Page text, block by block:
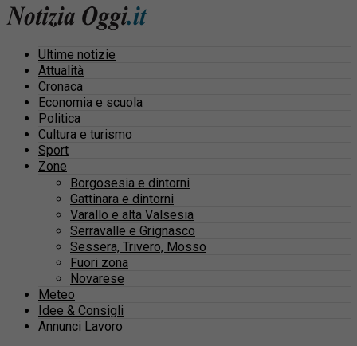
Ultime notizie
Attualità
Cronaca
Economia e scuola
Politica
Cultura e turismo
Sport
Zone
Borgosesia e dintorni
Gattinara e dintorni
Varallo e alta Valsesia
Serravalle e Grignasco
Sessera, Trivero, Mosso
Fuori zona
Novarese
Meteo
Idee & Consigli
Annunci Lavoro